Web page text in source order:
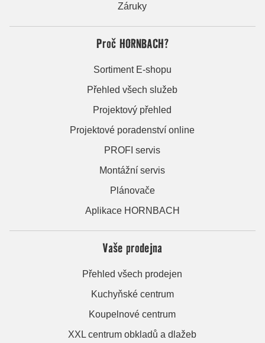
Záruky
Proč HORNBACH?
Sortiment E-shopu
Přehled všech služeb
Projektový přehled
Projektové poradenství online
PROFI servis
Montážní servis
Plánovače
Aplikace HORNBACH
Vaše prodejna
Přehled všech prodejen
Kuchyňské centrum
Koupelnové centrum
XXL centrum obkladů a dlažeb